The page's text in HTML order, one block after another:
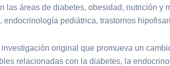
las áreas de diabetes, obesidad, nutrición
pediátrica, trastornos
original que promueva un
relacionadas con la diabetes, la